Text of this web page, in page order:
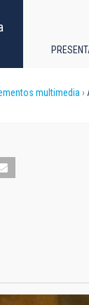
multimedia